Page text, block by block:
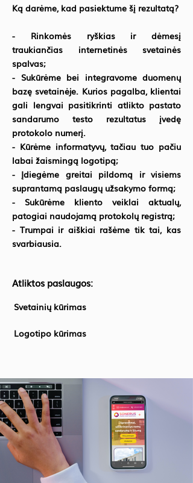
Ką darėme, kad pasiektume šį rezultatą?
- Rinkomės ryškias ir dėmesį
traukiančias internetinės svetainės
spalvas;
- Sukūrėme bei integravome duomenų
bazę svetainėje. Kurios pagalba, klientai
gali lengvai pasitikrinti atlikto pastato
sandarumo testo rezultatus įvedę
protokolo numerį.
- Kūrėme informatyvų, tačiau tuo pačiu
labai žaismingą logotipą;
- Įdiegėme greitai pildomą ir visiems
suprantamą paslaugų užsakymo formą;
- Sukūrėme kliento veiklai aktualų,
patogiai naudojamą protokolų registrą;
- Trumpai ir aiškiai rašėme tik tai, kas
svarbiausia.
Atliktos paslaugos:
Svetainių kūrimas
Logotipo kūrimas